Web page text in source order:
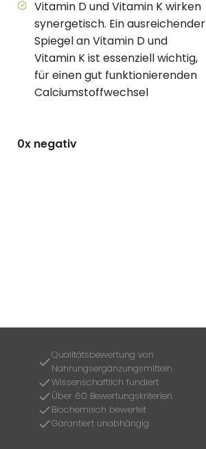
Vitamin D und Vitamin K wirken
synergetisch. Ein ausreichender
Spiegel an Vitamin D und
Vitamin K ist essenziell wichtig,
für einen gut funktionierenden
Calciumstoffwechsel
0x negativ
Qualitätsbewertung von
Nahrungsergänzungsmitteln
Wissenschaftlich fundiert
Über 60 Bewertungskriterien
Biochemisch bewertet
Garantiert unabhängig